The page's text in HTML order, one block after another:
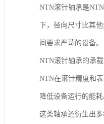
NTN滚针轴承是
下，径向尺寸比其
间要求严苛的设备。
NTN滚针轴承的承
NTN在滚针精度和
降低设备运行的能耗
这类轴承还衍生出